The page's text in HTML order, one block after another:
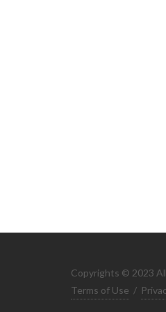
Copyrights © 2023
Terms of Use /